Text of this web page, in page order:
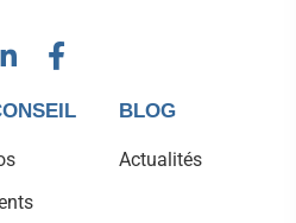
BLOG
Actualités